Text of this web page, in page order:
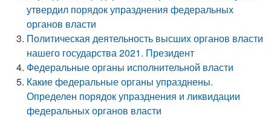
утвердил порядок упразднения федеральных
органов власти
Политическая деятельность высших органов власти
нашего государства 2021. Президент
Федеральные органы исполнительной власти
Какие федеральные органы упразднены.
Определен порядок упразднения и ликвидации
федеральных органов власти